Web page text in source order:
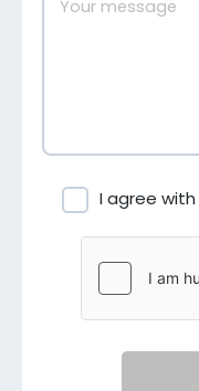
I agree with